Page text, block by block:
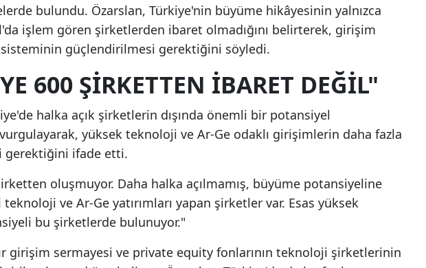
bulundu. Özarslan, Türkiye'nin büyüme hikâyesinin yalnızca
işlem gören şirketlerden ibaret olmadığını belirterek, girişim
güçlendirilmesi gerektiğini söyledi.
600 ŞIRKETTEN IBARET DEĞIL"
halka açık şirketlerin dışında önemli bir potansiyel
yüksek teknoloji ve Ar-Ge odaklı girişimlerin daha fazla
gerektiğini ifade etti.
oluşmuyor. Daha halka açılmamış, büyüme potansiyeline
ve Ar-Ge yatırımları yapan şirketler var. Esas yüksek
bu şirketlerde bulunuyor."
girişim sermayesi ve private equity fonlarının teknoloji şirketlerinin